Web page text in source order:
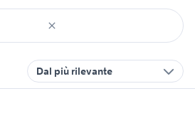
Dal più rilevante